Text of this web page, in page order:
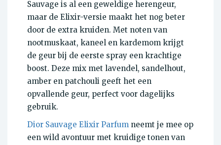
Sauvage is al een geweldige herengeur,
maar de Elixir-versie maakt het nog beter
door de extra kruiden. Met noten van
nootmuskaat, kaneel en kardemom krijgt
de geur bij de eerste spray een krachtige
boost. Deze mix met lavendel, sandelhout,
amber en patchouli geeft het een
opvallende geur, perfect voor dagelijks
gebruik.
Dior Sauvage Elixir Parfum neemt je mee op
een wild avontuur met kruidige tonen van